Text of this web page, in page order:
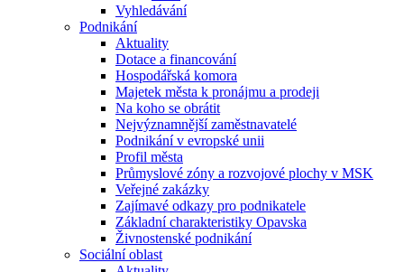
Vyhledávání
Podnikání
Aktuality
Dotace a financování
Hospodářská komora
Majetek města k pronájmu a prodeji
Na koho se obrátit
Nejvýznamnější zaměstnavatelé
Podnikání v evropské unii
Profil města
Průmyslové zóny a rozvojové plochy v MSK
Veřejné zakázky
Zajímavé odkazy pro podnikatele
Základní charakteristiky Opavska
Živnostenské podnikání
Sociální oblast